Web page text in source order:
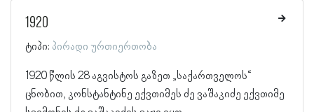
1920
ტიპი: პირადი ურთიერთობა
1920 წლის 28 აგვისტოს გაზეთ „საქართველოს“
ცნობით, კონსტანტინე ექვთიმეს ძე ვაშაკიძე ექვთიმე